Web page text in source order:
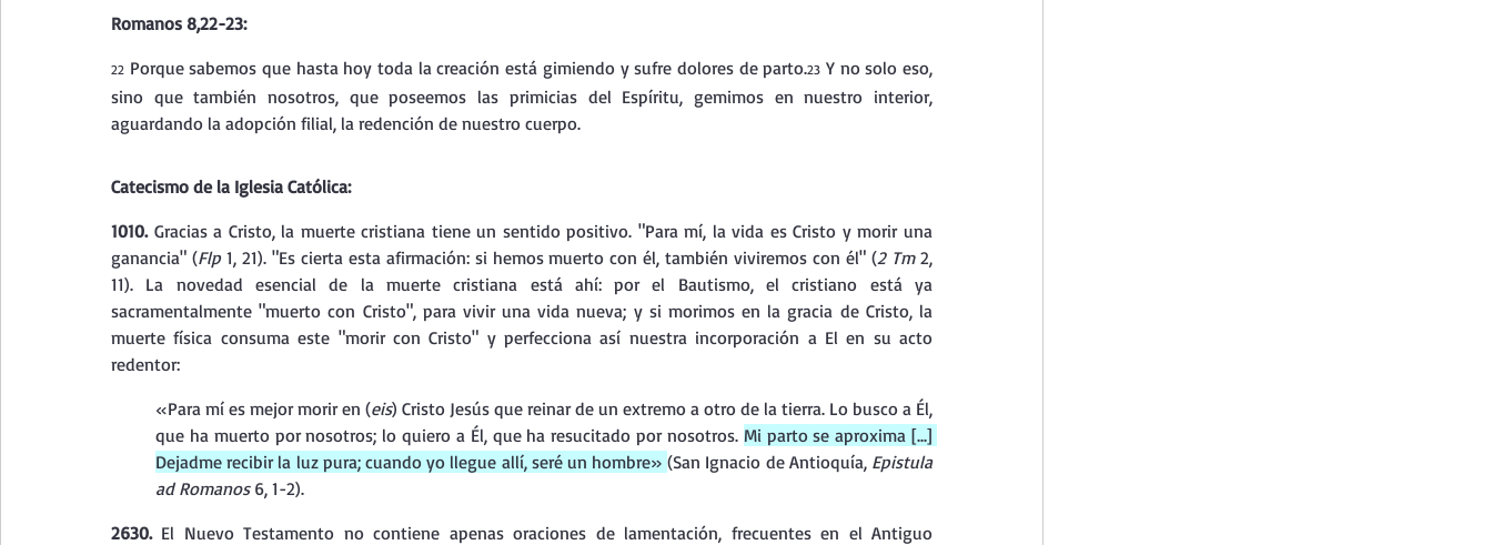
Romanos 8,22-23:
22 Porque sabemos que hasta hoy toda la creación está gimiendo y sufre dolores de parto.23 Y no solo eso,
sino que también nosotros, que poseemos las primicias del Espíritu, gemimos en nuestro interior,
aguardando la adopción filial, la redención de nuestro cuerpo.
Catecismo de la Iglesia Católica:
1010. Gracias a Cristo, la muerte cristiana tiene un sentido positivo. "Para mí, la vida es Cristo y morir una
ganancia" (Flp 1, 21). "Es cierta esta afirmación: si hemos muerto con él, también viviremos con él" (2 Tm 2,
11). La novedad esencial de la muerte cristiana está ahí: por el Bautismo, el cristiano está ya
sacramentalmente "muerto con Cristo", para vivir una vida nueva; y si morimos en la gracia de Cristo, la
muerte física consuma este "morir con Cristo" y perfecciona así nuestra incorporación a El en su acto
redentor:
«Para mí es mejor morir en (eis) Cristo Jesús que reinar de un extremo a otro de la tierra. Lo busco a Él,
que ha muerto por nosotros; lo quiero a Él, que ha resucitado por nosotros. Mi parto se aproxima [...]
Dejadme recibir la luz pura; cuando yo llegue allí, seré un hombre» (San Ignacio de Antioquía, Epistula
ad Romanos 6, 1-2).
2630. El Nuevo Testamento no contiene apenas oraciones de lamentación, frecuentes en el Antiguo